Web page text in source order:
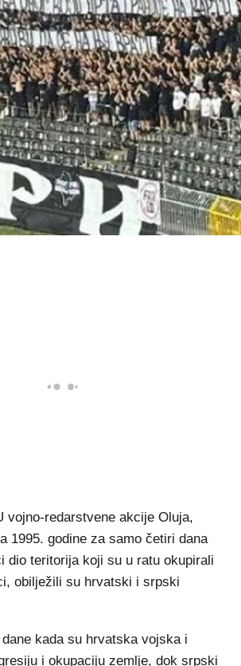
vojno-redarstvene akcije Oluja,
1995. godine za samo četiri dana
dio teritorija koji su u ratu okupirali
obilježili su hrvatski i srpski
kada su hrvatska vojska i
i okupaciju zemlje, dok srpski